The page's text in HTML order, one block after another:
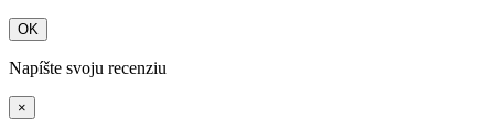
OK
Napíšte svoju recenziu
×